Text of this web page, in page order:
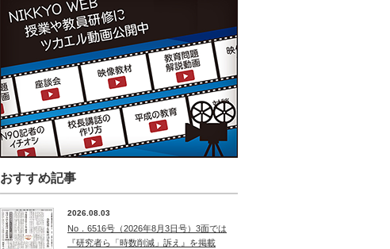
おすすめ記事
2026.08.03
No．6516号（2026年8月3日号）3面では
『研究者ら「時数削減」訴え』を掲載